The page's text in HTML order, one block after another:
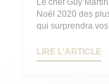
Le chef Guy
Noël 2020 des
qui surprendra
LIRE L'ARTICLE